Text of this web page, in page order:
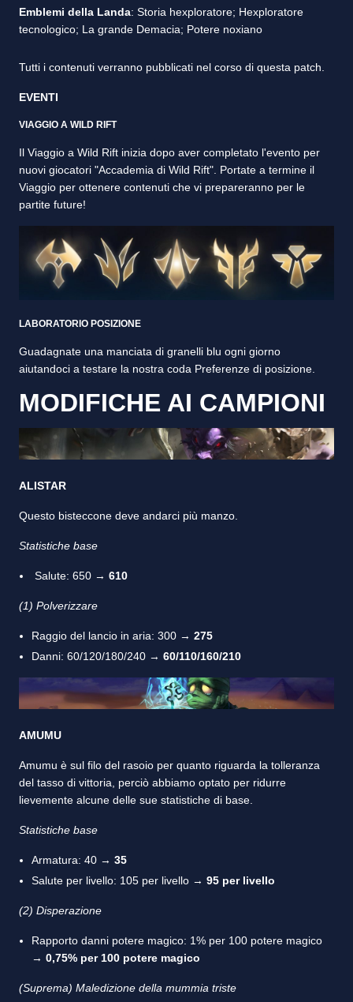
Emblemi della Landa: Storia hexploratore; Hexploratore
tecnologico; La grande Demacia; Potere noxiano
Tutti i contenuti verranno pubblicati nel corso di questa patch.
EVENTI
VIAGGIO A WILD RIFT
Il Viaggio a Wild Rift inizia dopo aver completato l'evento per
nuovi giocatori "Accademia di Wild Rift". Portate a termine il
Viaggio per ottenere contenuti che vi prepareranno per le
partite future!
LABORATORIO POSIZIONE
Guadagnate una manciata di granelli blu ogni giorno
aiutandoci a testare la nostra coda Preferenze di posizione.
MODIFICHE AI CAMPIONI
ALISTAR
Questo bisteccone deve andarci più manzo.
Statistiche base
Salute: 650 → 610
(1) Polverizzare
Raggio del lancio in aria: 300 → 275
Danni: 60/120/180/240 → 60/110/160/210
AMUMU
Amumu è sul filo del rasoio per quanto riguarda la tolleranza
del tasso di vittoria, perciò abbiamo optato per ridurre
lievemente alcune delle sue statistiche di base.
Statistiche base
Armatura: 40 → 35
Salute per livello: 105 per livello → 95 per livello
(2) Disperazione
Rapporto danni potere magico: 1% per 100 potere magico
→ 0,75% per 100 potere magico
(Suprema) Maledizione della mummia triste